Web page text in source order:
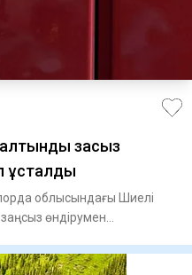
заңсыз
ұсталды
облысындағы Шиелі
өндірумен